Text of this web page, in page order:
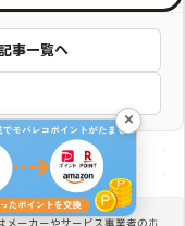
事一覧へ
メーカーやサービス事業者のホ
×